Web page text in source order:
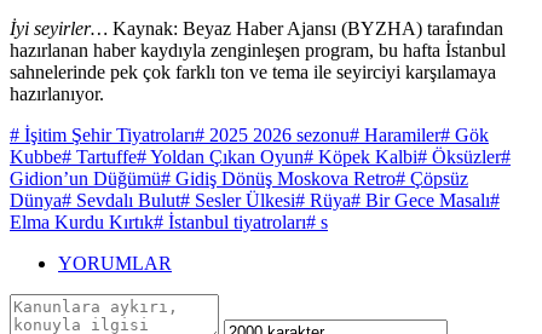
İyi seyirler… Kaynak: Beyaz Haber Ajansı (BYZHA) tarafından
hazırlanan haber kaydıyla zenginleşen program, bu hafta İstanbul
sahnelerinde pek çok farklı ton ve tema ile seyirciyi karşılamaya
hazırlanıyor.
# İşitim Şehir Tiyatroları# 2025 2026 sezonu# Haramiler# Gök
Kubbe# Tartuffe# Yoldan Çıkan Oyun# Köpek Kalbi# Öksüzler#
Gidion’un Düğümü# Gidiş Dönüş Moskova Retro# Çöpsüz
Dünya# Sevdalı Bulut# Sesler Ülkesi# Rüya# Bir Gece Masalı#
Elma Kurdu Kırtık# İstanbul tiyatroları# s
YORUMLAR